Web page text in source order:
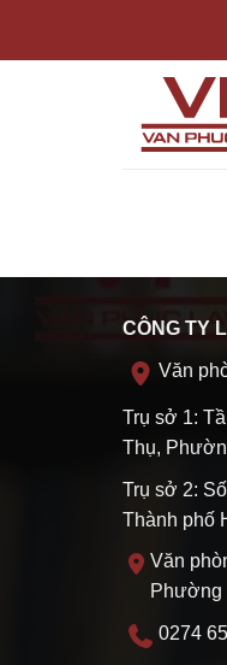
CÔNG TY
Văn
Trụ sở 1:
Thụ,
Trụ sở 2:
Thành phố
Văn
Phường
0274